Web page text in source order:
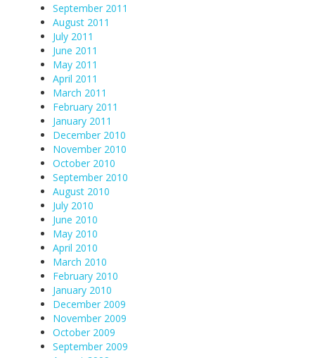
September 2011
August 2011
July 2011
June 2011
May 2011
April 2011
March 2011
February 2011
January 2011
December 2010
November 2010
October 2010
September 2010
August 2010
July 2010
June 2010
May 2010
April 2010
March 2010
February 2010
January 2010
December 2009
November 2009
October 2009
September 2009